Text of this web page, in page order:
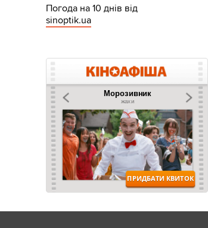
Погода на 10 днів від
sinoptik.ua